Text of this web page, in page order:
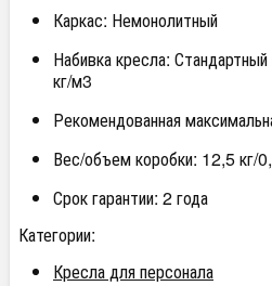
Каркас: Немонолитный
Набивка кресла:
кг/м3
Рекомендованная
Вес/объем коробки: 12,5 кг/
Срок гарантии: 2 года
Категории:
Кресла для персонала